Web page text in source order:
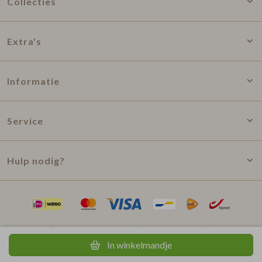
In winkelmandje
Extra's
Informatie
Service
Hulp nodig?
Privacy statement
Algemene voorwaarden
©2026 Ontwerp van Nien